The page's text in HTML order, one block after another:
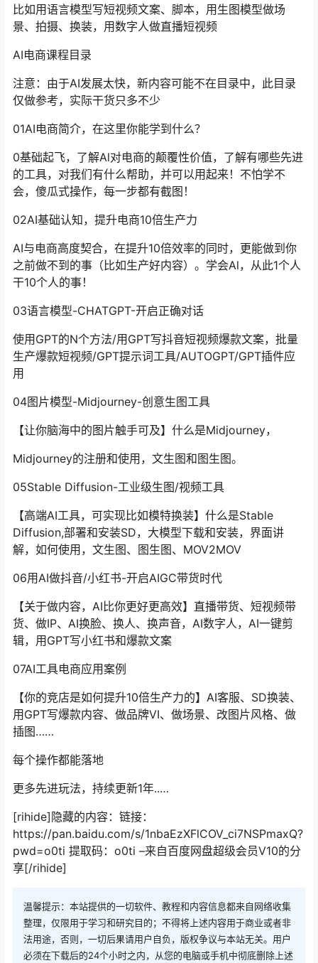
比如用语言模型写短视频文案、脚本，用生图模型做场
景、拍摄、换装，用数字人做直播短视频
AI电商课程目录
注意：由于AI发展太快，新内容可能不在目录中，此目录
仅做参考，实际干货只多不少
01AI电商简介，在这里你能学到什么？
0基础起飞，了解Al对电商的颠覆性价值，了解有哪些先进
的工具，对我们有什么帮助，并可以用起来！不怕学不
会，傻瓜式操作，每一步都有截图！
02AI基础认知，提升电商10倍生产力
AI与电商高度契合，在提升10倍效率的同时，更能做到你
之前做不到的事（比如生产好内容）。学会Al，从此1个人
干10个人的事！
03语言模型-CHATGPT-开启正确对话
使用GPT的N个方法/用GPT写抖音短视频爆款文案，批量
生产爆款短视频/GPT提示词工具/AUTOGPT/GPT插件应
用
04图片模型-Midjourney-创意生图工具
【让你脑海中的图片触手可及】什么是Midjourney，
Midjourney的注册和使用，文生图和图生图。
05Stable Diffusion-工业级生图/视频工具
【高端AI工具，可实现比如模特换装】什么是Stable
Diffusion,部署和安装SD，大模型下载和安装，界面讲
解，如何使用，文生图、图生图、MOV2MOV
06用AI做抖音/小红书-开启AIGC带货时代
【关于做内容，AI比你更好更高效】直播带货、短视频带
货、做IP、AI换脸、换人、换声音，AI数字人，AI一键剪
辑，用GPT写小红书和爆款文案
07AI工具电商应用案例
【你的竞店是如何提升10倍生产力的】AI客服、SD换装、
用GPT写爆款内容、做品牌VI、做场景、改图片风格、做
插图……
每个操作都能落地
更多先进玩法，持续更新1年..…
[rihide]隐藏的内容：链接：
https://pan.baidu.com/s/1nbaEzXFlCOV_ci7NSPmaxQ?
pwd=o0ti 提取码：o0ti –来自百度网盘超级会员V10的分
享[/rihide]
温馨提示：本站提供的一切软件、教程和内容信息都来自网络收集
整理，仅限用于学习和研究目的；不得将上述内容用于商业或者非
法用途，否则，一切后果请用户自负，版权争议与本站无关。用户
必须在下载后的24个小时之内，从您的电脑或手机中彻底删除上述